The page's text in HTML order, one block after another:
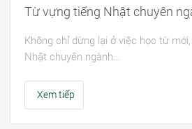
Từ vựng tiếng Nhật chuyên
Không chỉ dừng lại ở việc học từ
Nhật chuyên ngành…
Xem tiếp